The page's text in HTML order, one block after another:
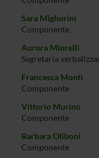
Sara Migliorini
Componente
Aurora Miorelli
Segretaria
Francesca Monti
Componente
Vittorio Murino
Componente
Barbara Oliboni
Componente